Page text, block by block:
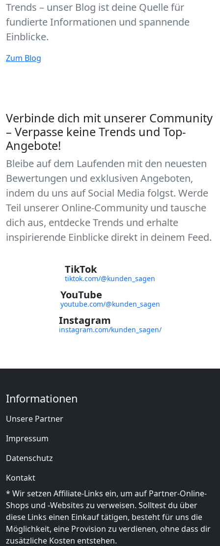
Trends – unser Blog ist deine Quelle für
fundierte Informationen und spannende
Einblicke.
Zum Blog
Verbinde dich mit unserer Community
– Verpasse keine Trends und Top-
Angebote!
Bleibe auf dem Laufenden mit den neuesten
Bewertungen und exklusiven Angeboten,
indem du uns auf Social Media folgst. Werde
Teil unserer Online-Community und tausche
dich aus, entdecke Trends und erhalte
inspirierende Einblicke direkt in deinem Feed.
TikTok
tiktok.com/@kunden_sagen
YouTube
youtube.com/@kunden_sagen
Instagram
instagram.com/kunden_sagen/
Informationen
Unsere Partner
Impressum
Datenschutz
Kontakt
* Wir setzen Affiliate-Links ein, um auf Partner-Online-
Shops und -Websites zu verweisen. Solltest du über
diese Links einen Einkauf tätigen, besteht für uns die
Möglichkeit, eine Provision zu verdienen, ohne dass dir
zusätzliche Kosten entstehen.